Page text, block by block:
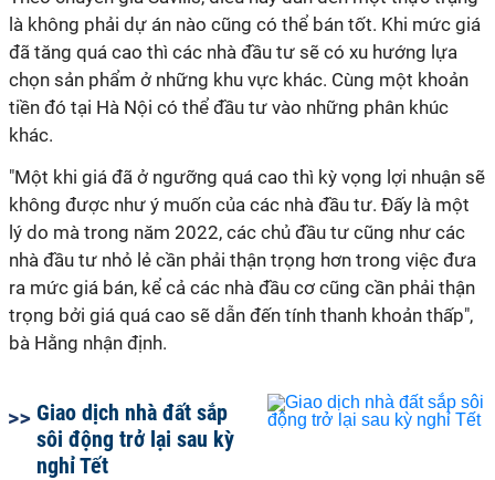
là không phải dự án nào cũng có thể bán tốt. Khi mức giá
đã tăng quá cao thì các nhà đầu tư sẽ có xu hướng lựa
chọn sản phẩm ở những khu vực khác. Cùng một khoản
tiền đó tại Hà Nội có thể đầu tư vào những phân khúc
khác.
"Một khi giá đã ở ngưỡng quá cao thì kỳ vọng lợi nhuận sẽ
không được như ý muốn của các nhà đầu tư. Đấy là một
lý do mà trong năm 2022, các chủ đầu tư cũng như các
nhà đầu tư nhỏ lẻ cần phải thận trọng hơn trong việc đưa
ra mức giá bán, kể cả các nhà đầu cơ cũng cần phải thận
trọng bởi giá quá cao sẽ dẫn đến tính thanh khoản thấp",
bà Hằng nhận định.
Giao dịch nhà đất sắp
sôi động trở lại sau kỳ
nghỉ Tết